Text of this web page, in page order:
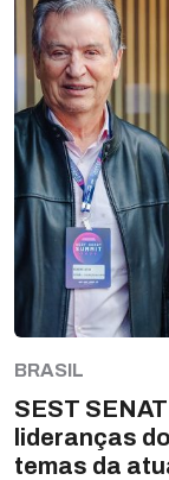
BRASIL
SEST
lideranças
temas da